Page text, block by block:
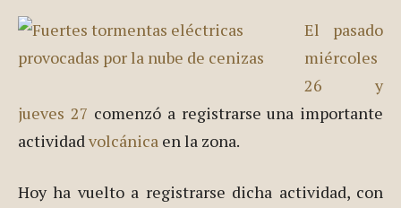
El pasado
miércoles
26 y
jueves 27 comenzó a registrarse una importante
actividadvolcánica en la zona.
Hoy ha vuelto a registrarse dicha actividad, con